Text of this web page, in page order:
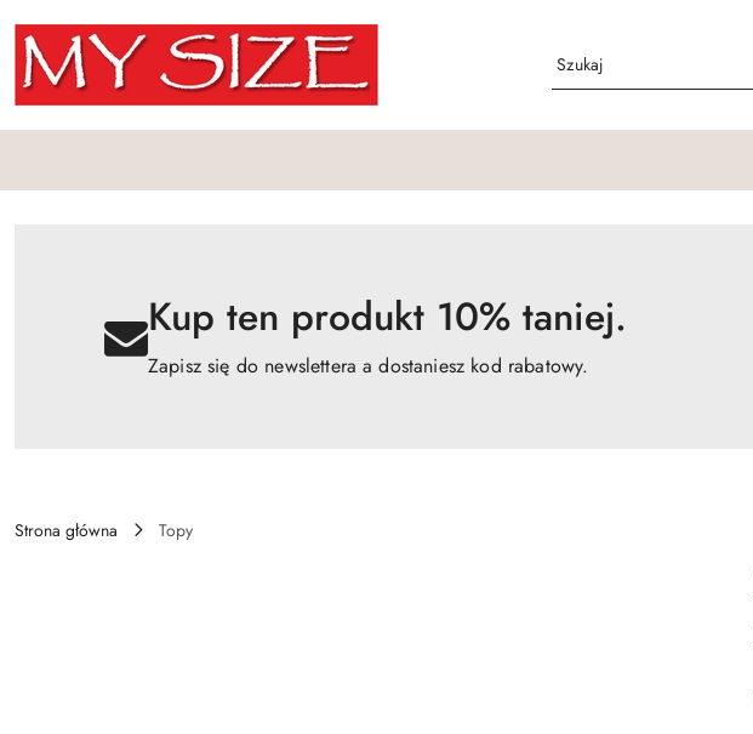
Przejdź do treści głównej
Przejdź do wyszukiwarki
Przejdź do moje konto
Przejdź do menu głównego
Przejdź do opisu produktu
Przejdź do stopki
Kup ten produkt 10% taniej.
Zapisz się do newslettera a dostaniesz kod rabatowy.
Strona główna
Topy